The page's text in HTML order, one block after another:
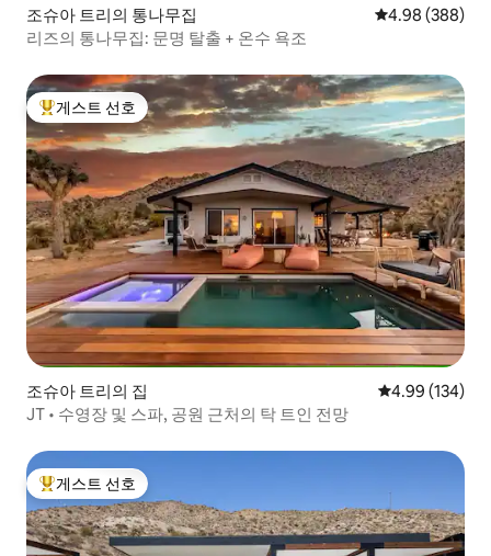
조슈아 트리의 통나무집 평점 4.98점(5
4.98 (388)
리즈의 통나무집: 문명 탈출 + 온수 욕조
상위 게스트 선호
게스트 선호
조슈아 트리의 집 평점 4.99점(5
4.99 (134)
JT • 수영장 및 스파, 공원 근처의 탁 트인 전망
상위 게스트 선호
게스트 선호